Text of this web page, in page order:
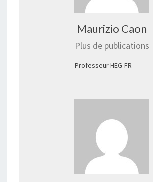
Maurizio Caon
Plus de publications
Professeur HEG-FR